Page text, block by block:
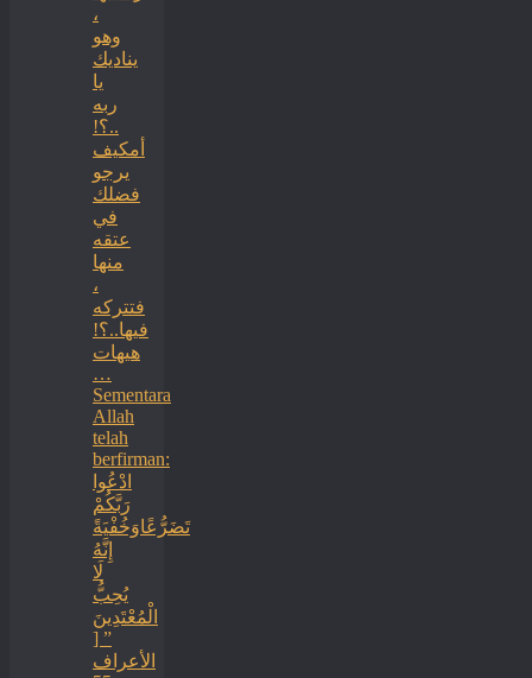
،
وهو
يناديك
يا
ربه
..؟!
أمكيف
يرجو
فضلك
في
عتقه
منها
،
فتتركه
فيها..؟!
هيهات
…
Sementara
Allah
telah
berfirman:
ادْعُوا
رَبَّكُمْ
تَضَرُّعًاوَخُفْيَةً
إِنَّهُ
لَا
يُحِبُّ
الْمُعْتَدِينَ
” [
الأعراف